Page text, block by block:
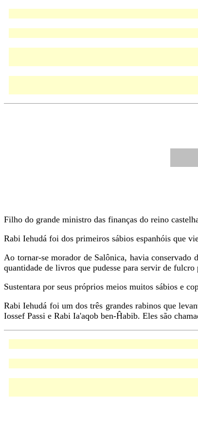
Filho do grande ministro das finanças do reino
Rabi Iehudá foi dos primeiros sábios espanhóis que
Ao tornar-se morador de Salônica, havia conservado
quantidade de livros que pudesse para servir de fulcro
Sustentara por seus próprios meios muitos sábios e
Rabi Iehudá foi um dos três grandes rabinos que
Iossef Passi e Rabi Ia'aqob ben-Ĥabib. Eles são